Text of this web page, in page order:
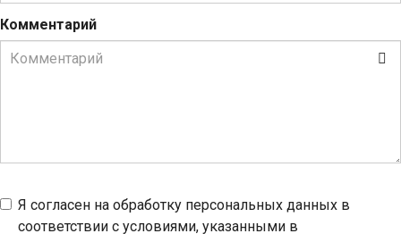
Комментарий
Я согласен на обработку персональных данных в
соответствии с условиями, указанными в